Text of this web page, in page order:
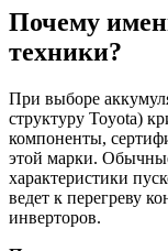
Почему
техники?
При выборе
структуру Toyota)
компоненты,
этой марки.
характеристики
ведет к перегреву
инверторов.